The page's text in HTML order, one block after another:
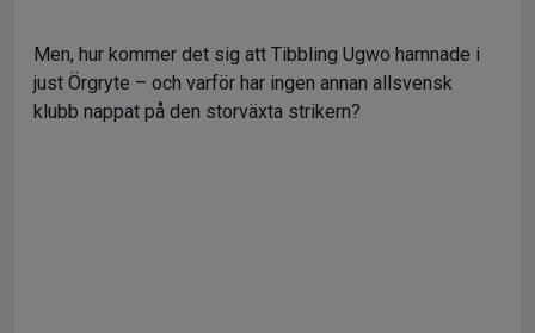
Men, hur kommer det sig att Tibbling Ugwo hamnade i
just Örgryte – och varför har ingen annan allsvensk
klubb nappat på den storväxta strikern?